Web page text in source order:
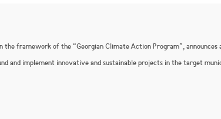
the framework of the “Georgian Climate Action Program”,
and implement innovative and sustainable projects in the target